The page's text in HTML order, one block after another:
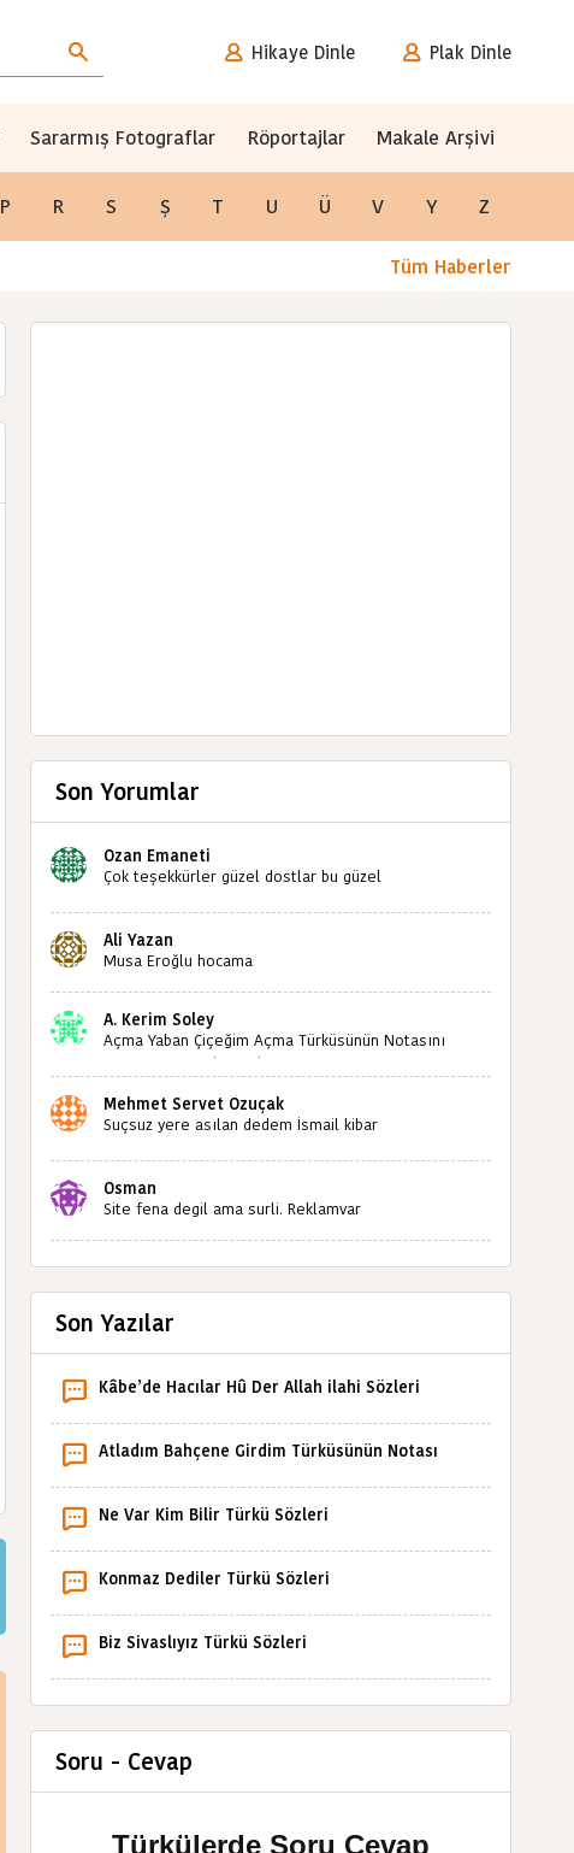
Hikaye Dinle Plak Dinle
Sararmış Fotograflar Röportajlar Makale Arşivi
P R S Ş T U Ü V Y Z
Tüm Haberler
Son Yorumlar
Ozan Emaneti
Çok teşekkürler güzel dostlar bu güzel
sizlerin sayesinde türkülerimiz ölmeyecektir tekrar
teşekkürler saygılarımla
Ali Yazan
Musa Eroğlu hocama
A. Kerim Soley
Açma Yaban Çiçeğim Açma Türküsünün Notasını
Bulabilir miyiz ?İlginiz İçin Şimdiden Teşekkürler.
Mehmet Servet Özuçak
Suçsuz yere asılan dedem İsmail kibar
Osman
Site fena degil ama surli. Reklamvar
Son Yazılar
Kâbe’de Hacılar Hû Der Allah ilahi Sözleri
Atladım Bahçene Girdim Türküsünün Notası
Ne Var Kim Bilir Türkü Sözleri
Konmaz Dediler Türkü Sözleri
Biz Sivaslıyız Türkü Sözleri
Soru - Cevap
Türkülerde Soru Cevap